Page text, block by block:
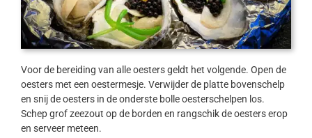
Voor de bereiding van alle oesters geldt het volgende. Open de
oesters met een oestermesje. Verwijder de platte bovenschelp
en snij de oesters in de onderste bolle oesterschelpen los.
Schep grof zeezout op de borden en rangschik de oesters erop
en serveer meteen.